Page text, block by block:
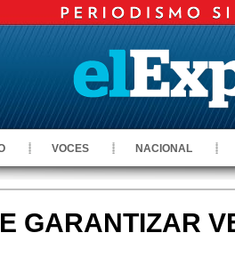
VOCES NACIONAL
GARANTIZAR